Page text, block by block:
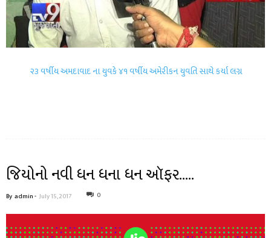
૨૩ વર્ષીય અમદાવાદ ના યુવકે ૪૧ વર્ષીય અમેરીકન યુવતિ સાથે કર્યા લગ્ન
જિયોનો નવી ધન ધના ધન ઑફર…..
By admin- July 15, 2017 0